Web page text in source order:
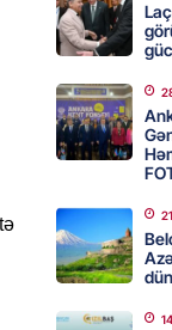
07.08.2026-
Çin qızıl
07.08.2026-
Ülviyyə
07.08.2026-
MANŞET